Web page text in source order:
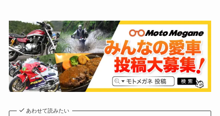
あわせて読みたい